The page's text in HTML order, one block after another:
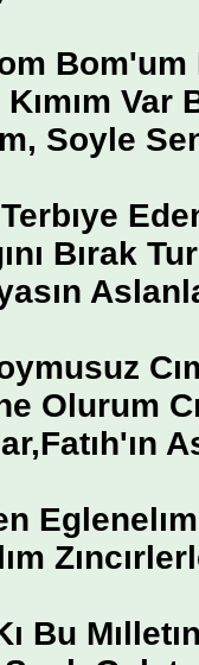
Bom'um
Var
Soyle
Bırak
Olurum
Bu